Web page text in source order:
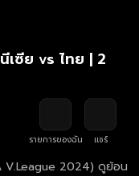
เซีย vs ไทย | 2
รายการของฉัน
แชร์
V.League 2024) ดูย้อน